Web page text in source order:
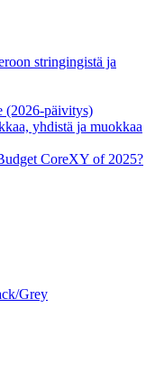
stringingistä ja
(2026-päivitys)
yhdistä ja muokkaa
CoreXY of 2025?
Grey